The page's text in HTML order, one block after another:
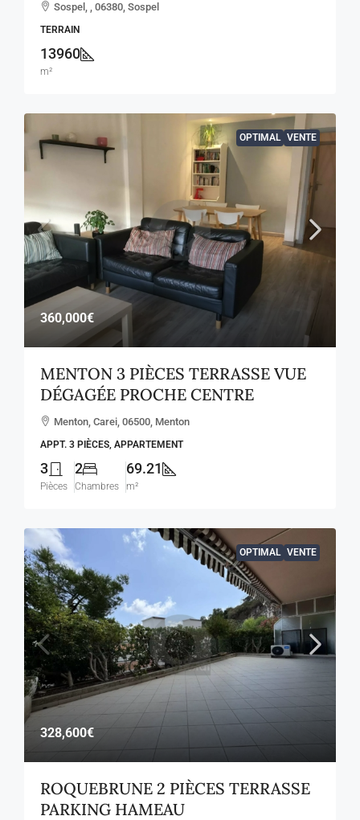
Sospel, , 06380, Sospel
TERRAIN
13960
m²
OPTIMAL VENTE
360,000€
MENTON 3 PIÈCES TERRASSE VUE
DÉGAGÉE PROCHE CENTRE
Menton, Carei, 06500, Menton
APPT. 3 PIÈCES, APPARTEMENT
3
Pièces
2
Chambres
69.21
m²
OPTIMAL VENTE
328,600€
ROQUEBRUNE 2 PIÈCES TERRASSE
PARKING HAMEAU